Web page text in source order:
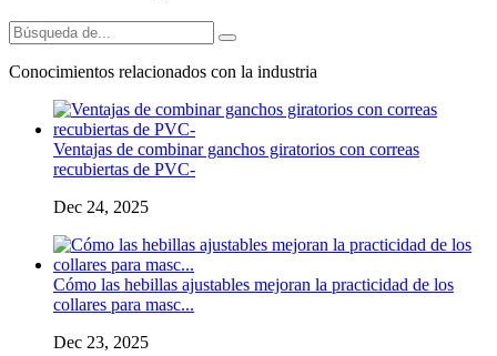
Conocimientos relacionados con la industria
Ventajas de combinar ganchos giratorios con correas
recubiertas de PVC-
Dec 24, 2025
Cómo las hebillas ajustables mejoran la practicidad de los
collares para masc...
Dec 23, 2025